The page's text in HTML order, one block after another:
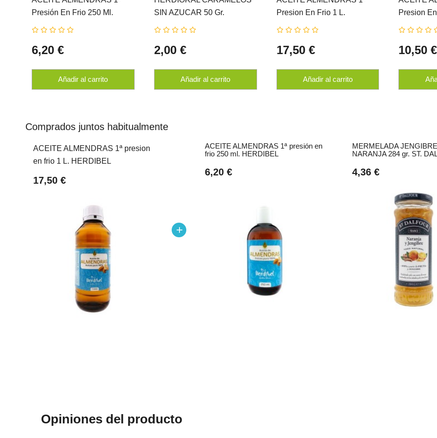
Presión En Frio 250 Ml.
HERDIBEL
6,20 €
Añadir al carrito
SIN AZUCAR 50 Gr.
HERDIBEL
2,00 €
Añadir al carrito
Presion En Frio 1 L.
HERDIBEL
17,50 €
Añadir al carrito
Presion
HERDIBEL
10,50 €
Comprados juntos habitualmente
ACEITE ALMENDRAS 1ª presion
en frio 1 L. HERDIBEL
17,50 €
add
ACEITE ALMENDRAS 1ª presión en
frio 250 ml. HERDIBEL
6,20 €
MERMELADA
NARANJA 284 gr. ST.
4,36 €
Opiniones del producto